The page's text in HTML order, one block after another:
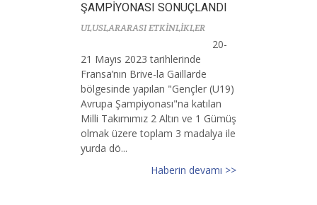
ŞAMPİYONASI SONUÇLANDI
ULUSLARARASI ETKİNLİKLER
20-
21 Mayıs 2023 tarihlerinde
Fransa’nın Brive-la Gaillarde
bölgesinde yapılan "Gençler (U19)
Avrupa Şampiyonası"na katılan
Milli Takımımız 2 Altın ve 1 Gümüş
olmak üzere toplam 3 madalya ile
yurda dö...
Haberin devamı >>